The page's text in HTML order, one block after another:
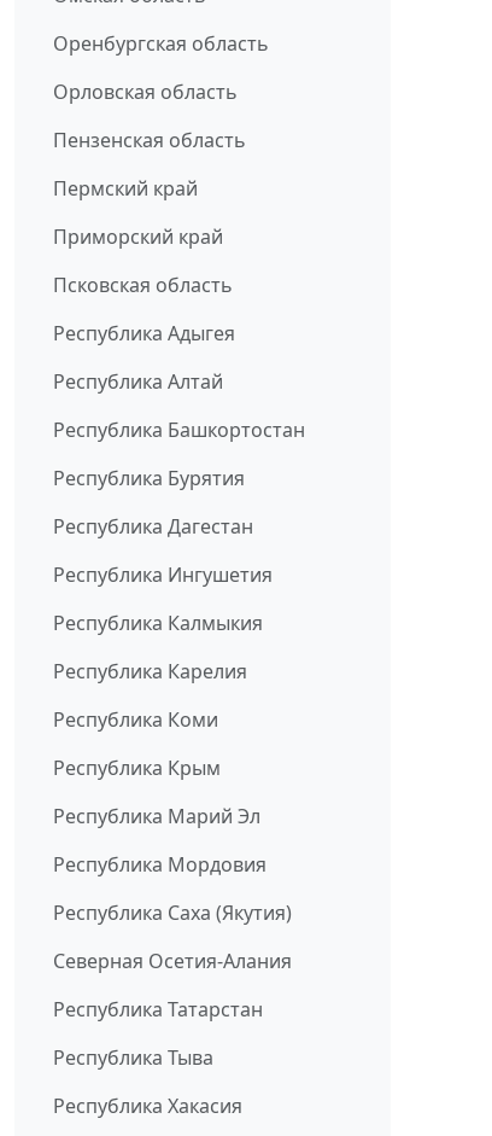
Оренбургская область
Орловская область
Пензенская область
Пермский край
Приморский край
Псковская область
Республика Адыгея
Республика Алтай
Республика Башкортостан
Республика Бурятия
Республика Дагестан
Республика Ингушетия
Республика Калмыкия
Республика Карелия
Республика Коми
Республика Крым
Республика Марий Эл
Республика Мордовия
Республика Саха (Якутия)
Северная Осетия-Алания
Республика Татарстан
Республика Тыва
Республика Хакасия